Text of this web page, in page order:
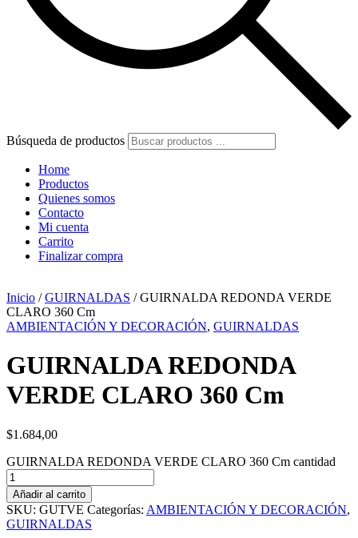
Búsqueda de productos
Home
Productos
Quienes somos
Contacto
Mi cuenta
Carrito
Finalizar compra
Inicio /GUIRNALDAS / GUIRNALDA REDONDA VERDE
CLARO 360 Cm
AMBIENTACIÓN Y DECORACIÓN, GUIRNALDAS
GUIRNALDA REDONDA
VERDE CLARO 360 Cm
$1.684,00
GUIRNALDA REDONDA VERDE CLARO 360 Cm cantidad
Añadir al carrito
SKU: GUTVE Categorías: AMBIENTACIÓN Y DECORACIÓN,
GUIRNALDAS